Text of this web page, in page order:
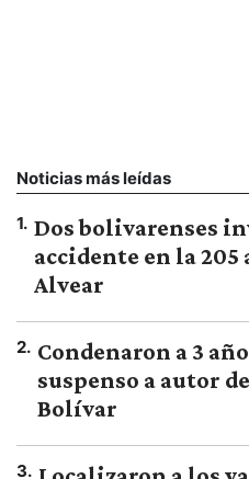
Noticias más leídas
1. Dos bolivarenses
accidente en la
Alvear
2. Condenaron a 3
suspenso a autor
Bolívar
3.